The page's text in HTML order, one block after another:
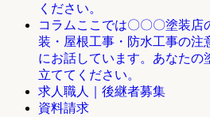
ください。
コラム ここでは〇〇〇塗装店
装・屋根工事・防水工事の注
にお話しています。あなたの
立ててください。
求人職人｜後継者募集
資料請求